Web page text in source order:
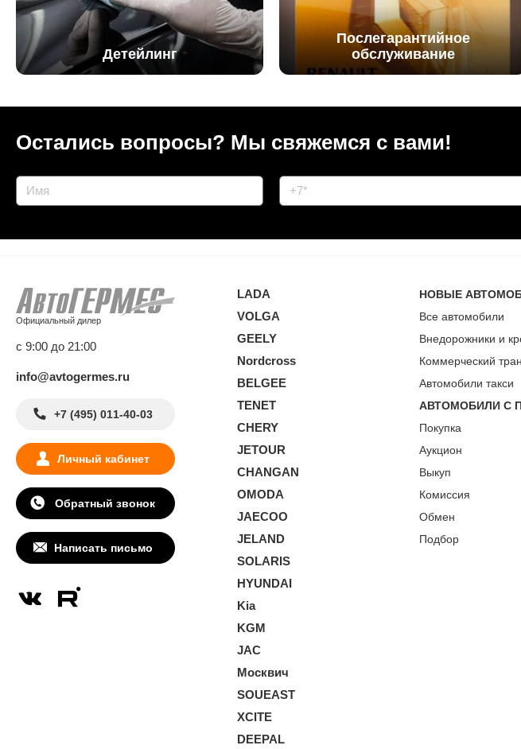
Детейлинг
Послегарантийное
обслуживание
Остались вопросы? Мы свяжемся с вами!
Официальный дилер
с 9:00 до 21:00
info@avtogermes.ru
+7 (495) 011-40-03
Личный кабинет
Обратный звонок
Написать письмо
LADA
VOLGA
GEELY
Nordcross
BELGEE
TENET
CHERY
JETOUR
CHANGAN
OMODA
JAECOO
JELAND
SOLARIS
HYUNDAI
Kia
KGM
JAC
Москвич
SOUEAST
XCITE
DEEPAL
НОВЫЕ
Все автомобили
Внедорожники и
Коммерческий
Автомобили такси
АВТОМОБИЛИ С
Покупка
Аукцион
Выкуп
Комиссия
Обмен
Подбор